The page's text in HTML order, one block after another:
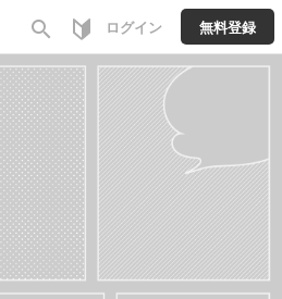
search ログイン 無料登録